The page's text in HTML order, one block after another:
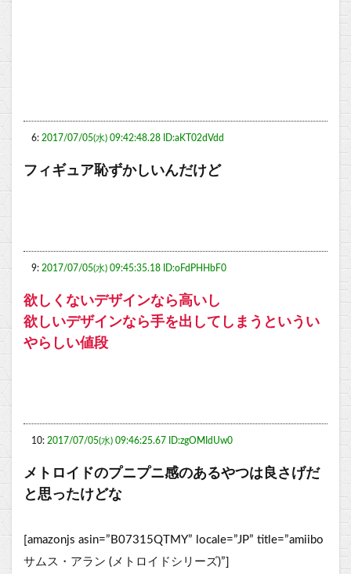
6: 2017/07/05(水) 09:42:48.28 ID:aKT02dVdd
フィギュア恥ずかしいんだけど
9: 2017/07/05(水) 09:45:35.18 ID:oFdPHHbF0
欲しくないデザインなら高いし
欲しいデザインなら手を出してしまうというい
やらしい値段
10: 2017/07/05(水) 09:46:25.67 ID:zgOMIdUw0
メトロイドのプニプニ感のあるやつは良さげだ
と思ったけどな
[amazonjs asin=”B07315QTMY” locale=”JP” title=”amiibo
サムス・アラン (メトロイドシリーズ)”]